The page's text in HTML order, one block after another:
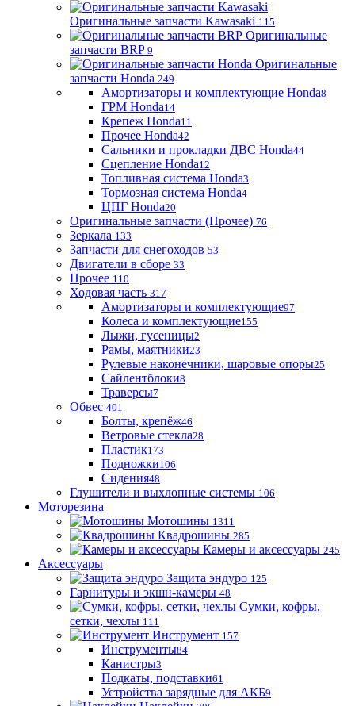
Оригинальные запчасти Kawasaki 115
Оригинальные
запчасти BRP 9
Оригинальные
запчасти Honda 249
Амортизаторы и комплектующие Honda8
ГРМ Honda14
Крепеж Honda11
Прочее Honda42
Сальники и прокладки ДВС Honda44
Сцепление Honda12
Топливная система Honda3
Тормозная система Honda4
ЦПГ Honda20
Оригинальные запчасти (Прочее) 76
Зеркала 133
Запчасти для снегоходов 53
Двигатели в сборе 33
Прочее 110
Ходовая часть 317
Амортизаторы и комплектующие97
Колеса и комплектующие155
Лыжи, гусеницы2
Рамы, маятники23
Рулевые наконечники, шаровые опоры25
Сайлентблоки8
Траверсы7
Обвес 401
Болты, крепёж46
Ветровые стекла28
Пластик173
Подножки106
Сидения48
Глушители и выхлопные системы 106
Моторезина
Мотошины 1311
Квадрошины 285
Камеры и аксессуары 245
Аксессуары
Защита эндуро 125
Гарнитуры и экшн-камеры 48
Сумки, кофры,
сетки, чехлы 111
Инструмент 157
Инструменты84
Канистры3
Подкаты, подставки61
Устройства зарядные для АКБ9